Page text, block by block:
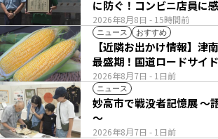
2026年8月8日 - 15時間前
に防ぐ！コンビニ店員に
ニュース おすすめ
2026年8月7日 - 1日前
【近隣お出かけ情報】津
最盛期！国道ロードサイ
い列
ニュース
2026年8月7日 - 1日前
妙高市で戦没者記憶展 ～
～